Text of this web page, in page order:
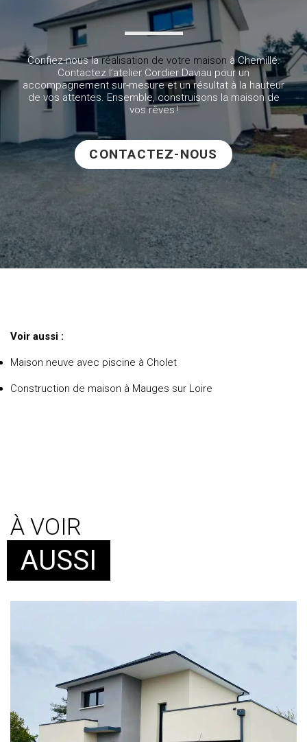
Confiez-nous laréalisation de votre maison à Chemillé.
Contactez l’atelier Cordier Daviau pour un
accompagnement sur-mesure et un résultat à la hauteur
de vos attentes. Ensemble, construisons la maison de
vos rêves !
CONTACTEZ-NOUS
Voir aussi :
Maison neuve avec piscine à Cholet
Construction de maison à Mauges sur Loire
À VOIR
AUSSI